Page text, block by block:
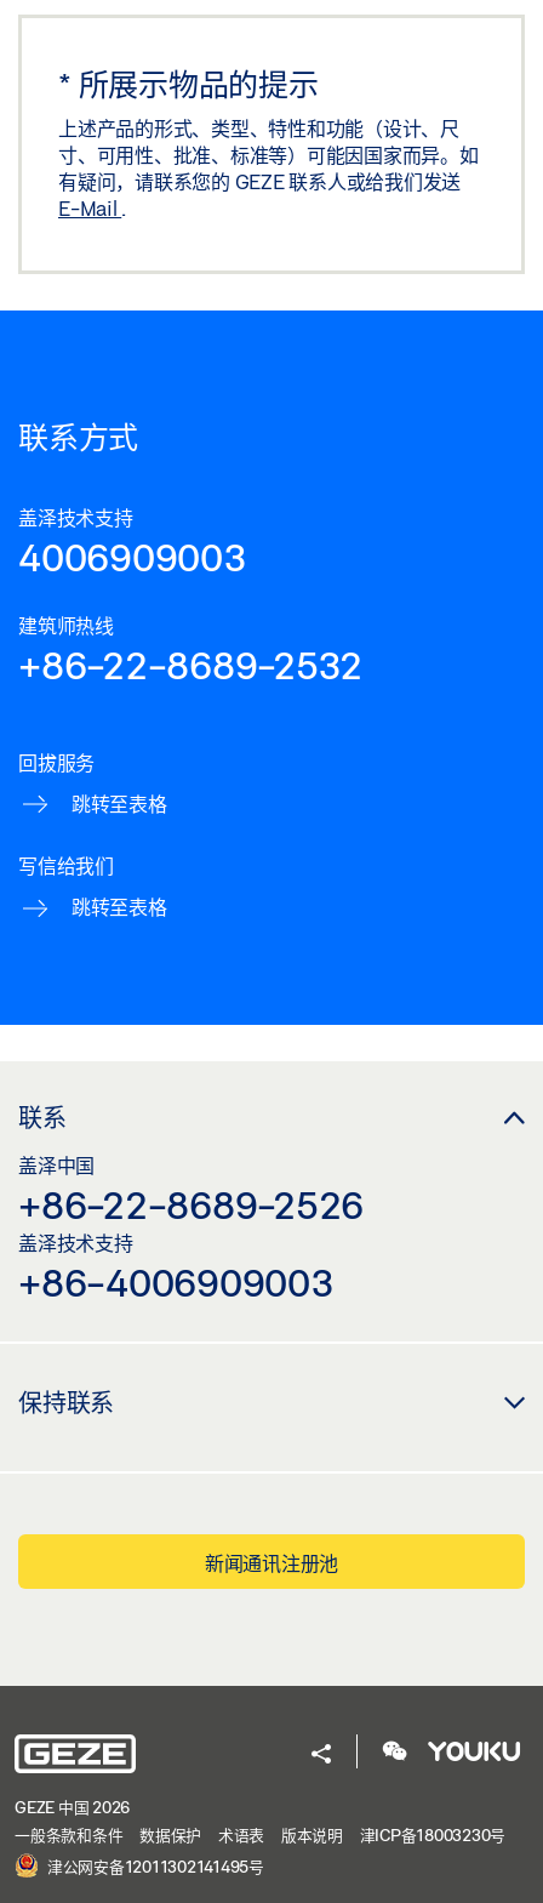
* 所展示物品的提示
上述产品的形式、类型、特性和功能（设计、尺
寸、可用性、批准、标准等）可能因国家而异。如
有疑问，请联系您的 GEZE 联系人或给我们发送
E-Mail
联系方式
盖泽技术支持
4006909003
建筑师热线
+86-22-8689-2532
回拔服务
跳转至表格
写信给我们
跳转至表格
联系
盖泽中国
+86-22-8689-2526
盖泽技术支持
+86-4006909003
保持联系
新闻通讯注册池
GEZE 中国 2026
一般条款和条件
数据保护 术语表 版本说明
津ICP备18003230号
津公网安备12011302141495号